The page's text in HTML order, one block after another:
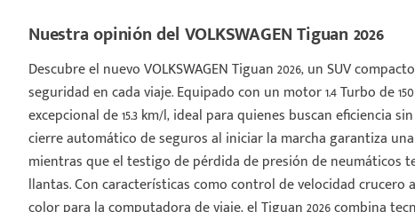
Nuestra opinión del VOLKSWAGEN Tiguan 2026
Descubre el nuevo VOLKSWAGEN Tiguan 2026, un SUV
seguridad en cada viaje. Equipado con un motor 1.4 Turbo de
excepcional de 15.3 km/l, ideal para quienes buscan eficiencia
cierre automático de seguros al iniciar la marcha garantiza
mientras que el testigo de pérdida de presión de neumáticos
llantas. Con características como control de velocidad